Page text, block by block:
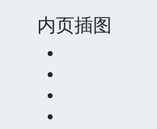
内页插图